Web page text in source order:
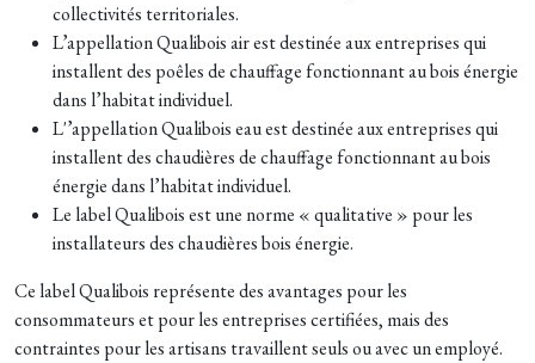
collectivités territoriales.
L’appellation Qualibois air est destinée aux entreprises qui
installent des poêles de chauffage fonctionnant au bois énergie
dans l’habitat individuel.
L'’appellation Qualibois eau est destinée aux entreprises qui
installent des chaudières de chauffage fonctionnant au bois
énergie dans l’habitat individuel.
Le label Qualibois est une norme « qualitative » pour les
installateurs des chaudières bois énergie.
Ce label Qualibois représente des avantages pour les
consommateurs et pour les entreprises certifiées, mais des
contraintes pour les artisans travaillent seuls ou avec un employé.